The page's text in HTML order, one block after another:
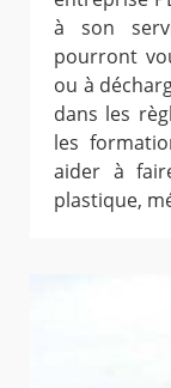
à son
pourront
ou à
dans les
les
aider à
plastique,